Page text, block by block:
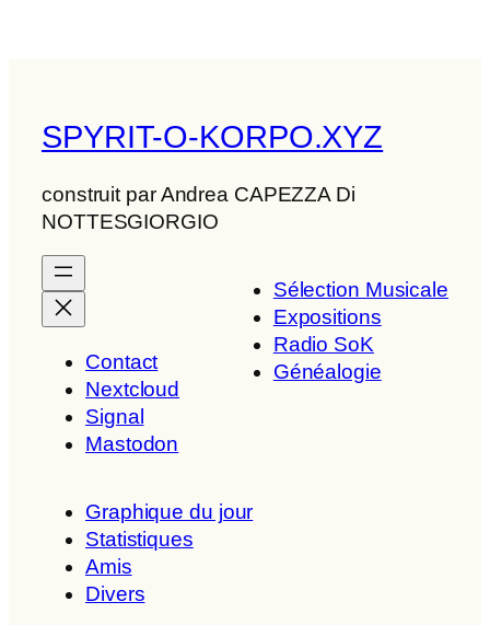
SPYRIT-O-KORPO.XYZ
construit par Andrea CAPEZZA Di
NOTTESGIORGIO
Contact
Nextcloud
Signal
Mastodon
Sélection Musicale
Expositions
Radio SoK
Généalogie
Graphique du jour
Statistiques
Amis
Divers